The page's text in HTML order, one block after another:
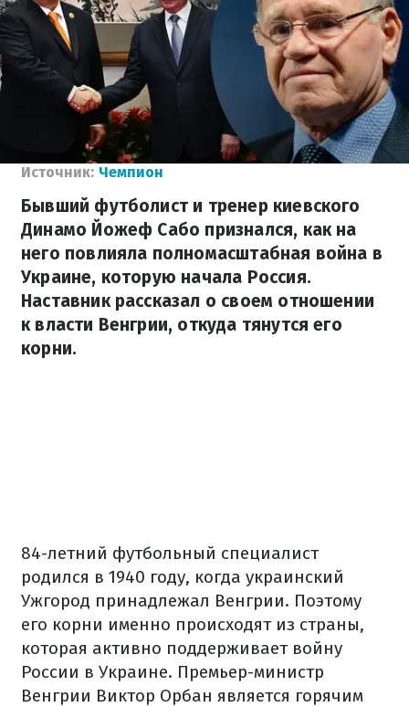
Источник: Чемпион
Бывший футболист и тренер киевского
Динамо Йожеф Сабо признался, как на
него повлияла полномасштабная война в
Украине, которую начала Россия.
Наставник рассказал о своем отношении
к власти Венгрии, откуда тянутся его
корни.
84-летний футбольный специалист
родился в 1940 году, когда украинский
Ужгород принадлежал Венгрии. Поэтому
его корни именно происходят из страны,
которая активно поддерживает войну
России в Украине. Премьер-министр
Венгрии Виктор Орбан является горячим